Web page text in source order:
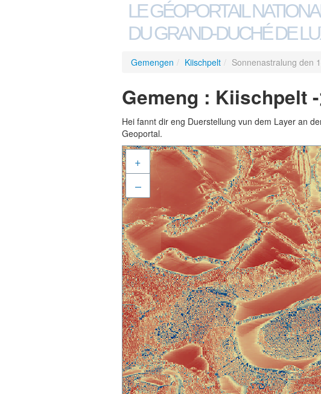
LE GÉOPORTAIL
DU GRAND-DUCHÉ DE
Gemengen / Kiischpelt / Sonnenastralung den
Gemeng : Kiischpelt
Hei fannt dir eng Duerstellung vun dem Layer an
Geoportal.
+
–